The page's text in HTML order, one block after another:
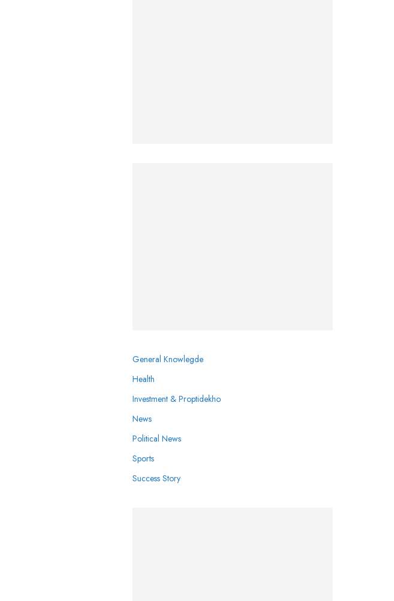
General Knowlegde
Health
Investment & Proptidekho
News
Political News
Sports
Success Story